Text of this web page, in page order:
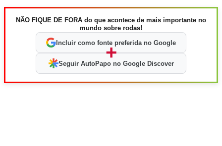
NÃO FIQUE DE FORA do que acontece de mais importante no
mundo sobre rodas!
Incluir como fonte preferida no Google
+
Seguir AutoPapo no Google Discover